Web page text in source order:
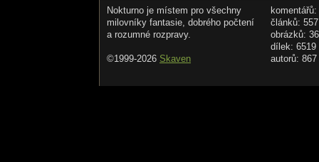
Nokturno je místem pro všechny
milovníky fantasie, dobrého počtení
a rozumné rozpravy.
©1999-2026 Skaven
článků: 557
obrázků:
dílek: 6519
autorů: 867